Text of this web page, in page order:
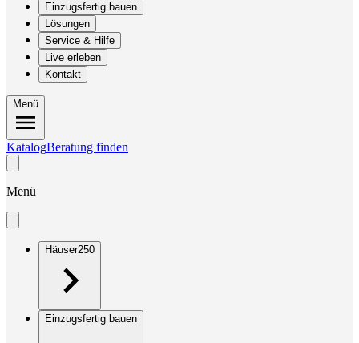
Einzugsfertig bauen
Lösungen
Service & Hilfe
Live erleben
Kontakt
Menü
KatalogBeratung finden
Menü
Häuser250
Einzugsfertig bauen